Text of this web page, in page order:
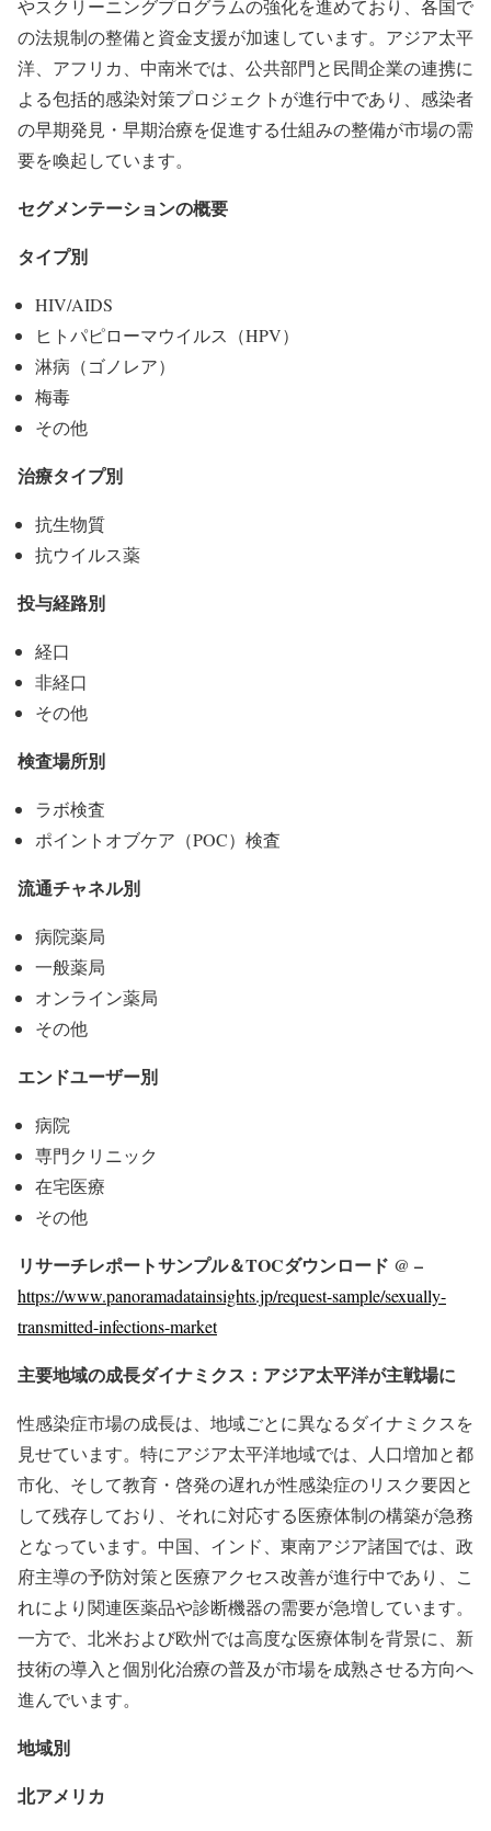
やスクリーニングプログラムの強化を進めており、各国で
の法規制の整備と資金支援が加速しています。アジア太平
洋、アフリカ、中南米では、公共部門と民間企業の連携に
よる包括的感染対策プロジェクトが進行中であり、感染者
の早期発見・早期治療を促進する仕組みの整備が市場の需
要を喚起しています。
セグメンテーションの概要
タイプ別
HIV/AIDS
ヒトパピローマウイルス（HPV）
淋病（ゴノレア）
梅毒
その他
治療タイプ別
抗生物質
抗ウイルス薬
投与経路別
経口
非経口
その他
検査場所別
ラボ検査
ポイントオブケア（POC）検査
流通チャネル別
病院薬局
一般薬局
オンライン薬局
その他
エンドユーザー別
病院
専門クリニック
在宅医療
その他
リサーチレポートサンプル＆TOCダウンロード @ –
https://www.panoramadatainsights.jp/request-sample/sexually-
transmitted-infections-market
主要地域の成長ダイナミクス：アジア太平洋が主戦場に
性感染症市場の成長は、地域ごとに異なるダイナミクスを
見せています。特にアジア太平洋地域では、人口増加と都
市化、そして教育・啓発の遅れが性感染症のリスク要因と
して残存しており、それに対応する医療体制の構築が急務
となっています。中国、インド、東南アジア諸国では、政
府主導の予防対策と医療アクセス改善が進行中であり、こ
れにより関連医薬品や診断機器の需要が急増しています。
一方で、北米および欧州では高度な医療体制を背景に、新
技術の導入と個別化治療の普及が市場を成熟させる方向へ
進んでいます。
地域別
北アメリカ